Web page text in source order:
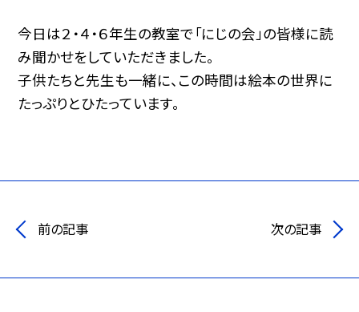
今日は２・４・６年生の教室で「にじの会」の皆様に読
み聞かせをしていただきました。
子供たちと先生も一緒に、この時間は絵本の世界に
たっぷりとひたっています。
前の記事 次の記事